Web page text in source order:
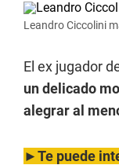
Leandro Ciccolini
El ex jugador
un delicado
alegrar al
►Te puede